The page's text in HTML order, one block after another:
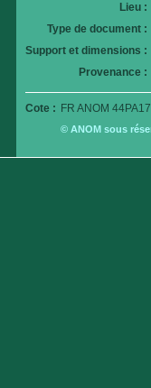
Lieu :
Type de document :
Support et dimensions :
Provenance :
Cote : FR ANOM
© ANOM sous